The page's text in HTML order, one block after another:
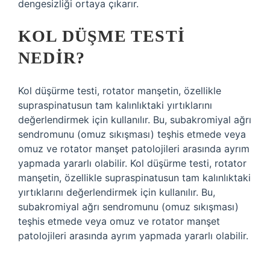
dengesizliği ortaya çıkarır.
KOL DÜŞME TESTI
NEDIR?
Kol düşürme testi, rotator manşetin, özellikle
supraspinatusun tam kalınlıktaki yırtıklarını
değerlendirmek için kullanılır. Bu, subakromiyal ağrı
sendromunu (omuz sıkışması) teşhis etmede veya
omuz ve rotator manşet patolojileri arasında ayrım
yapmada yararlı olabilir. Kol düşürme testi, rotator
manşetin, özellikle supraspinatusun tam kalınlıktaki
yırtıklarını değerlendirmek için kullanılır. Bu,
subakromiyal ağrı sendromunu (omuz sıkışması)
teşhis etmede veya omuz ve rotator manşet
patolojileri arasında ayrım yapmada yararlı olabilir.